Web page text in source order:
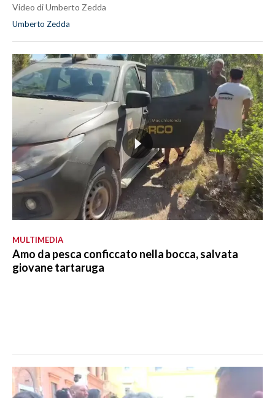
Video di Umberto Zedda
Umberto Zedda
MULTIMEDIA
Amo da pesca conficcato nella bocca, salvata
giovane tartaruga